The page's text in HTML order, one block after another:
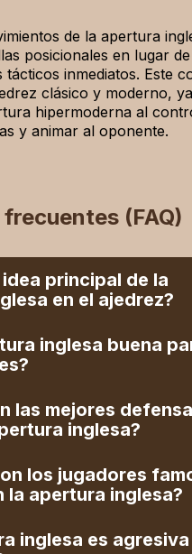
de la apertura
posicionales en lugar de
inmediatos. Este
clásico y moderno,
hipermoderna al
y animar al oponente.
(FAQ)
idea principal de la
en el ajedrez?
el centro de forma
inmediatamente con
o 1.d4.
inglesa buena
los principiantes, ya
el centro desde la
las mejores
inglesa?
son la inglesa
la variante de los cuatro
de fianchetto.
los jugadores
la apertura inglesa?
y Madgus Carlsen se
inglesa es